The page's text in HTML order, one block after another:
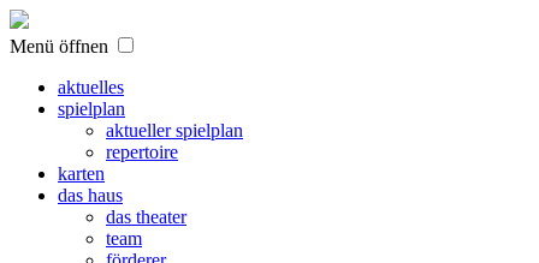
Menü öffnen
aktuelles
spielplan
aktueller spielplan
repertoire
karten
das haus
das theater
team